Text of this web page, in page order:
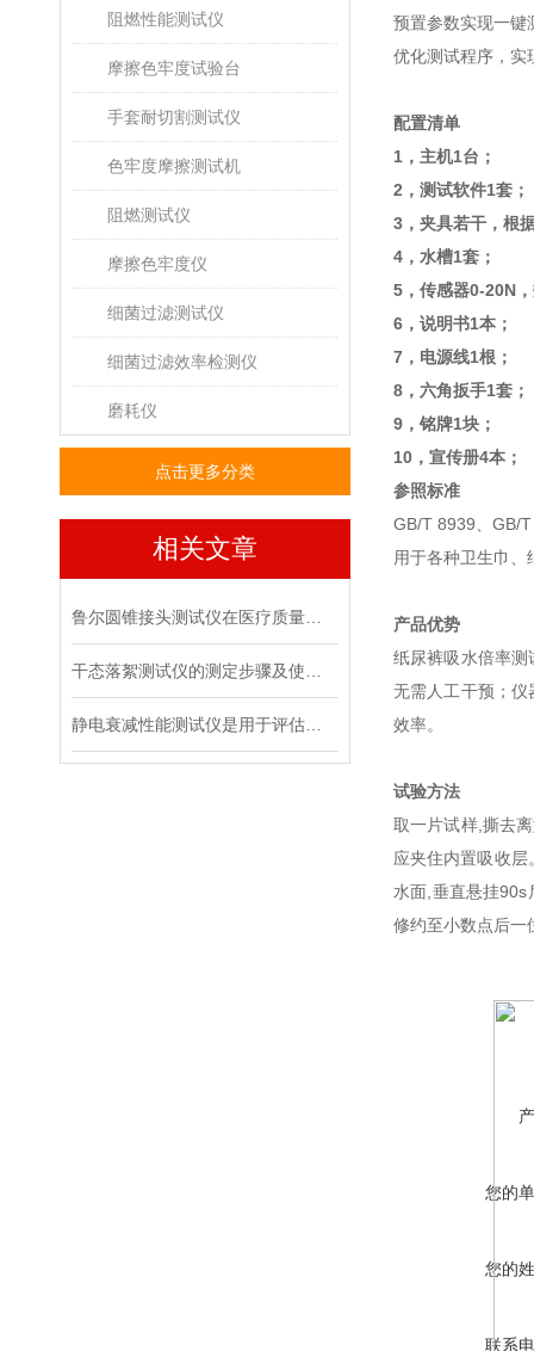
阻燃性能测试仪
摩擦色牢度试验台
手套耐切割测试仪
色牢度摩擦测试机
阻燃测试仪
摩擦色牢度仪
细菌过滤测试仪
细菌过滤效率检测仪
磨耗仪
点击更多分类
相关文章
预置参数实现一键
优化测试程序，实
配置清单
1， 主机1台；
2， 测试软件1套；
3， 夹具若干，根
4， 水槽1套；
5， 传感器0-20N
6， 说明书1本；
7， 电源线1根；
8， 六角扳手1套；
9， 铭牌1块；
10， 宣传册4本；
参照标准
GB/T 8939
GB/
用于各种卫生巾
产品优势
纸尿裤吸水倍率
无需人工干预；
效率。
试验方法
取一片试样, 撕去
应夹住内置吸收
水面 垂直悬挂90s
修约至小数点后
您的
您的
联系